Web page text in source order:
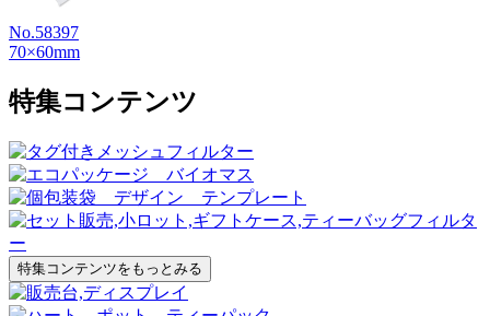
No.58397
70×60mm
特集コンテンツ
特集コンテンツをもっとみる